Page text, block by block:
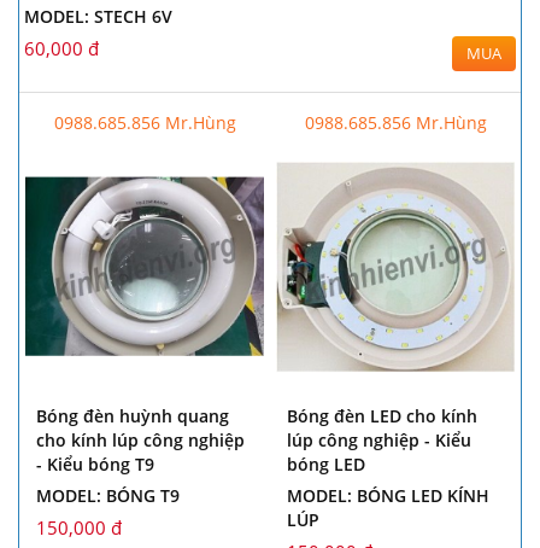
MODEL: STECH 6V
60,000 đ MUA
0988.685.856 Mr.Hùng
Bóng đèn huỳnh quang
cho kính lúp công nghiệp
- Kiểu bóng T9
MODEL: BÓNG T9
150,000 đ
0988.685.856 Mr.Hùng
Bóng đèn LED cho kính
lúp công nghiệp - Kiểu
bóng LED
MODEL: BÓNG LED KÍNH
LÚP